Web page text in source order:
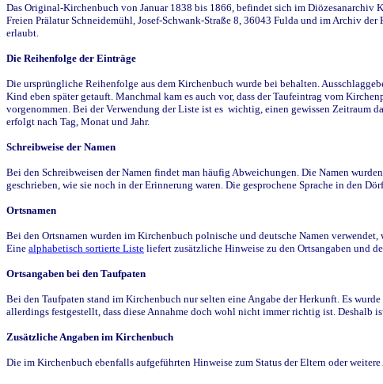
Das Original-Kirchenbuch von Januar 1838 bis 1866, befindet sich im
Freien Prälatur Schneidemühl, Josef-Schwank-Straße 8, 36043 Fulda und im Archiv
erlaubt.
Die Reihenfolge der Einträge
Die ursprüngliche Reihenfolge aus dem Kirchenbuch wurde bei behalten.
Kind eben später getauft. Manchmal kam es auch vor, dass der Taufeintrag vom
vorgenommen. Bei der Verwendung der Liste ist es wichtig, einen gewissen Zeitraum
erfolgt nach Tag, Monat und Jahr.
Schreibweise der Namen
Bei den Schreibweisen der Namen findet man häufig Abweichungen. Die Namen
geschrieben, wie sie noch in der Erinnerung waren. Die gesprochene Sprache in den
Ortsnamen
Bei den Ortsnamen wurden im Kirchenbuch polnische und deutsche Namen
Eine alphabetisch sortierte Liste liefert zusätzliche Hinweise zu den Ortsangaben und
Ortsangaben bei den Taufpaten
Bei den Taufpaten stand im Kirchenbuch nur selten eine Angabe der Herkunft. Es
allerdings festgestellt, dass diese Annahme doch wohl nicht immer richtig ist. Deshalb
Zusätzliche Angaben im Kirchenbuch
Die im Kirchenbuch ebenfalls aufgeführten Hinweise zum Status der Eltern oder